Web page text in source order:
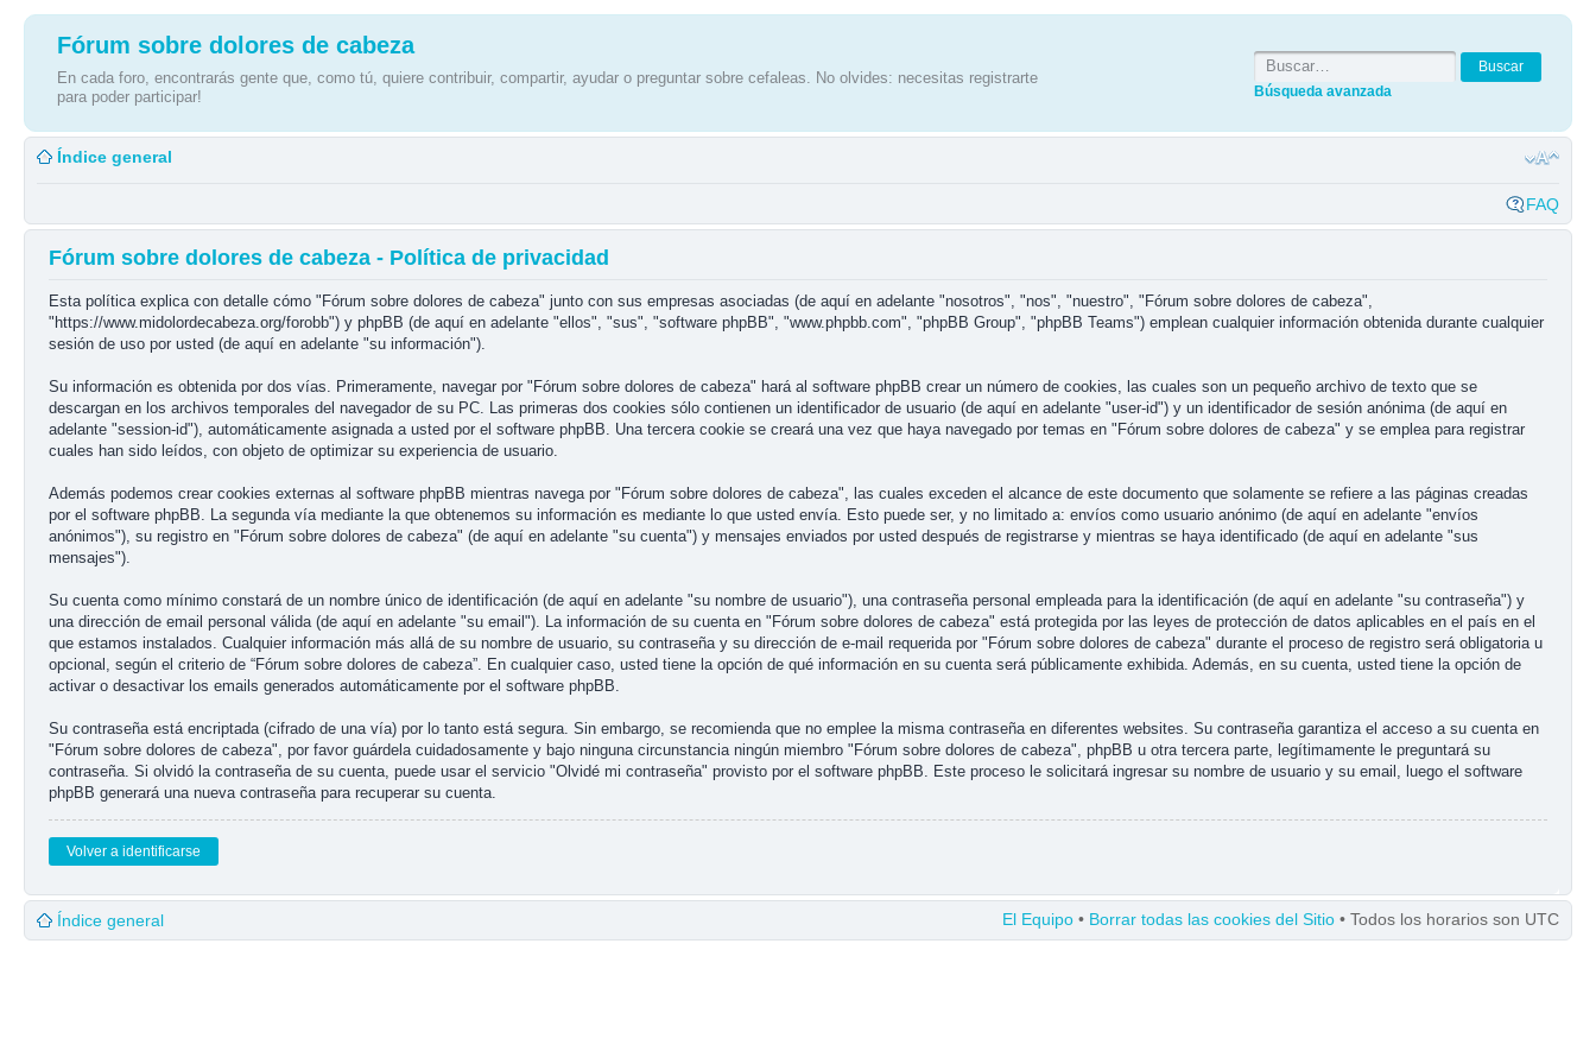
Fórum sobre dolores de cabeza
En cada foro, encontrarás gente que, como tú, quiere contribuir, compartir, ayudar o preguntar sobre cefaleas. No olvides: necesitas registrarte
para poder participar!
Búsqueda avanzada
Índice general
FAQ
Fórum sobre dolores de cabeza - Política de privacidad
Esta política explica con detalle cómo "Fórum sobre dolores de cabeza" junto con sus empresas asociadas (de aquí en adelante "nosotros", "nos", "nuestro", "Fórum sobre dolores de cabeza",
"https://www.midolordecabeza.org/forobb") y phpBB (de aquí en adelante "ellos", "sus", "software phpBB", "www.phpbb.com", "phpBB Group", "phpBB Teams") emplean cualquier información obtenida durante cualquier
sesión de uso por usted (de aquí en adelante "su información").
Su información es obtenida por dos vías. Primeramente, navegar por "Fórum sobre dolores de cabeza" hará al software phpBB crear un número de cookies, las cuales son un pequeño archivo de texto que se
descargan en los archivos temporales del navegador de su PC. Las primeras dos cookies sólo contienen un identificador de usuario (de aquí en adelante "user-id") y un identificador de sesión anónima (de aquí en
adelante "session-id"), automáticamente asignada a usted por el software phpBB. Una tercera cookie se creará una vez que haya navegado por temas en "Fórum sobre dolores de cabeza" y se emplea para registrar
cuales han sido leídos, con objeto de optimizar su experiencia de usuario.
Además podemos crear cookies externas al software phpBB mientras navega por "Fórum sobre dolores de cabeza", las cuales exceden el alcance de este documento que solamente se refiere a las páginas creadas
por el software phpBB. La segunda vía mediante la que obtenemos su información es mediante lo que usted envía. Esto puede ser, y no limitado a: envíos como usuario anónimo (de aquí en adelante "envíos
anónimos"), su registro en "Fórum sobre dolores de cabeza" (de aquí en adelante "su cuenta") y mensajes enviados por usted después de registrarse y mientras se haya identificado (de aquí en adelante "sus
mensajes").
Su cuenta como mínimo constará de un nombre único de identificación (de aquí en adelante "su nombre de usuario"), una contraseña personal empleada para la identificación (de aquí en adelante "su contraseña") y
una dirección de email personal válida (de aquí en adelante "su email"). La información de su cuenta en "Fórum sobre dolores de cabeza" está protegida por las leyes de protección de datos aplicables en el país en el
que estamos instalados. Cualquier información más allá de su nombre de usuario, su contraseña y su dirección de e-mail requerida por "Fórum sobre dolores de cabeza" durante el proceso de registro será obligatoria u
opcional, según el criterio de “Fórum sobre dolores de cabeza”. En cualquier caso, usted tiene la opción de qué información en su cuenta será públicamente exhibida. Además, en su cuenta, usted tiene la opción de
activar o desactivar los emails generados automáticamente por el software phpBB.
Su contraseña está encriptada (cifrado de una vía) por lo tanto está segura. Sin embargo, se recomienda que no emplee la misma contraseña en diferentes websites. Su contraseña garantiza el acceso a su cuenta en
"Fórum sobre dolores de cabeza", por favor guárdela cuidadosamente y bajo ninguna circunstancia ningún miembro "Fórum sobre dolores de cabeza", phpBB u otra tercera parte, legítimamente le preguntará su
contraseña. Si olvidó la contraseña de su cuenta, puede usar el servicio "Olvidé mi contraseña" provisto por el software phpBB. Este proceso le solicitará ingresar su nombre de usuario y su email, luego el software
phpBB generará una nueva contraseña para recuperar su cuenta.
Volver a identificarse
Índice general El Equipo • Borrar todas las cookies del Sitio • Todos los horarios son UTC